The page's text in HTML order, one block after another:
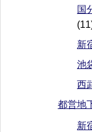
国
新
池
西
都営地
新